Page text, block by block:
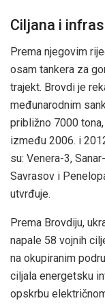
Ciljana i
Prema njegovim
osam tankera za
trajekt. Brovdi je
međunarodnim
približno 7000
između 2006. i
su: Venera-3, Sanar
Savrasov i
utvrđuje.
Prema Brovdiju,
napale 58 vojnih
na okupiranim
ciljala energetsku
opskrbu